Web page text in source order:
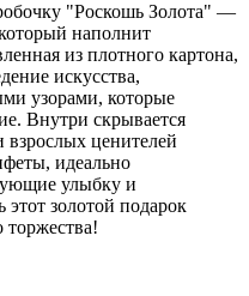
"Роскошь Золота" —
наполнит
из плотного картона,
искусства,
узорами, которые
Внутри скрывается
ценителей
идеально
улыбку и
золотой подарок
торжества!